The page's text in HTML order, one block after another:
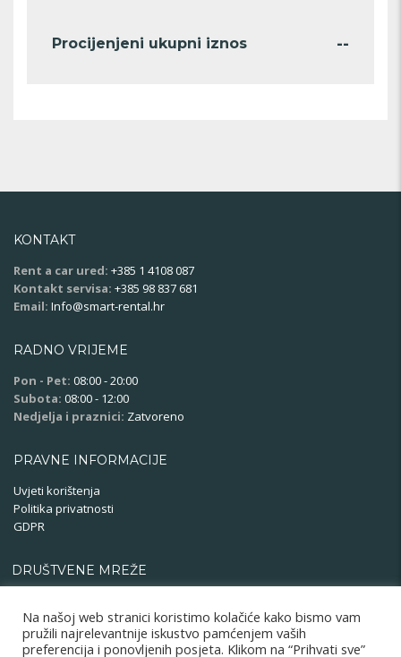
Procijenjeni ukupni iznos --
KONTAKT
Rent a car ured: +385 1 4108 087
Kontakt servisa: +385 98 837 681
Email: Info@smart-rental.hr
RADNO VRIJEME
Pon - Pet: 08:00 - 20:00
Subota: 08:00 - 12:00
Nedjelja i praznici: Zatvoreno
PRAVNE INFORMACIJE
Uvjeti korištenja
Politika privatnosti
GDPR
DRUŠTVENE MREŽE
Na našoj web stranici koristimo kolačiće kako bismo vam
pružili najrelevantnije iskustvo pamćenjem vaših
preferencija i ponovljenih posjeta. Klikom na “Prihvati sve”